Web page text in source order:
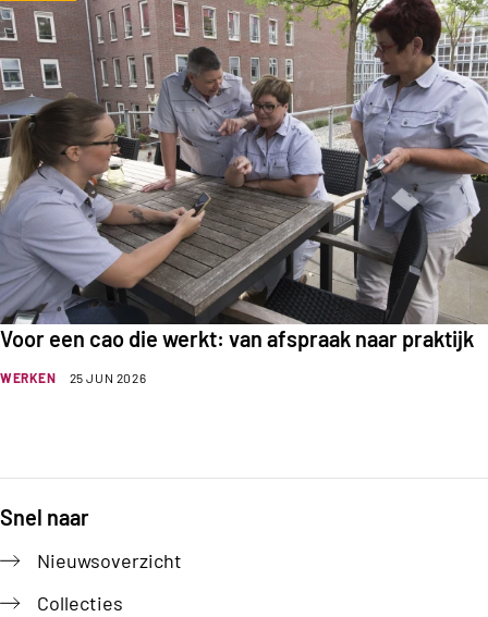
WERKEN 25 JUN 2026
Voor een cao die werkt: van afspraak naar praktijk
Snel naar
Nieuwsoverzicht
Collecties